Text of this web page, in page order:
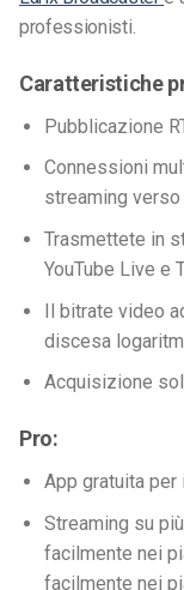
professionisti.
Caratteristiche
Pubblicazione
Connessioni
streaming
Trasmettete in
YouTube Live e
Il bitrate video
discesa
Acquisizione
Pro:
App gratuita
Streaming su
facilmente nei
facilmente nei